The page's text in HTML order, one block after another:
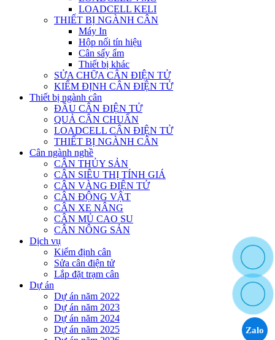
LOADCELL KELI
THIẾT BỊ NGÀNH CÂN
Máy In
Hộp nối tín hiệu
Cân sấy ẩm
Thiết bị khác
SỬA CHỮA CÂN ĐIỆN TỬ
KIỂM ĐỊNH CÂN ĐIỆN TỬ
Thiết bị ngành cân
ĐẦU CÂN ĐIỆN TỬ
QUẢ CÂN CHUẨN
LOADCELL CÂN ĐIỆN TỬ
THIẾT BỊ NGÀNH CÂN
Cân ngành nghề
CÂN THỦY SẢN
CÂN SIÊU THỊ TÍNH GIÁ
CÂN VÀNG ĐIỆN TỬ
CÂN ĐỘNG VẬT
CÂN XE NÂNG
CÂN MỦ CAO SU
CÂN NÔNG SẢN
Dịch vụ
Kiểm định cân
Sửa cân điện tử
Lắp đặt trạm cân
Dự án
Dự án năm 2022
Dự án năm 2023
Dự án năm 2024
Dự án năm 2025
Zalo